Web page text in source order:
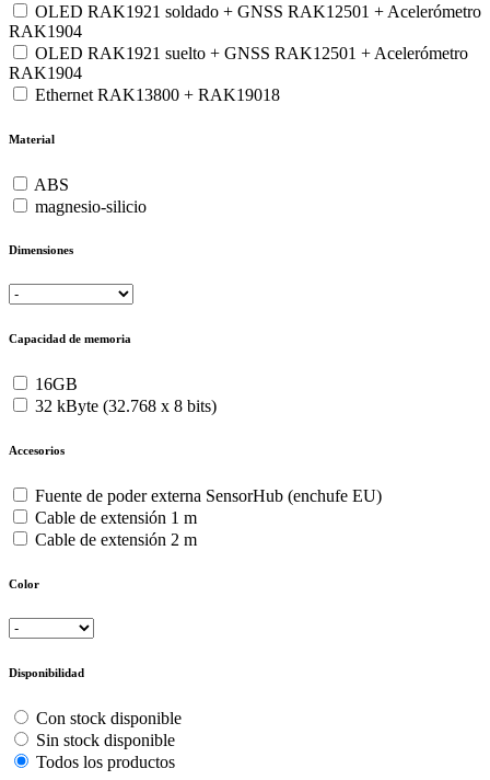
OLED RAK1921 soldado + GNSS RAK12501 + Acelerómetro
RAK1904
OLED RAK1921 suelto + GNSS RAK12501 + Acelerómetro
RAK1904
Ethernet RAK13800 + RAK19018
Material
ABS
magnesio-silicio
Dimensiones
Capacidad de memoria
16GB
32 kByte (32.768 x 8 bits)
Accesorios
Fuente de poder externa SensorHub (enchufe EU)
Cable de extensión 1 m
Cable de extensión 2 m
Color
Disponibilidad
Con stock disponible
Sin stock disponible
Todos los productos